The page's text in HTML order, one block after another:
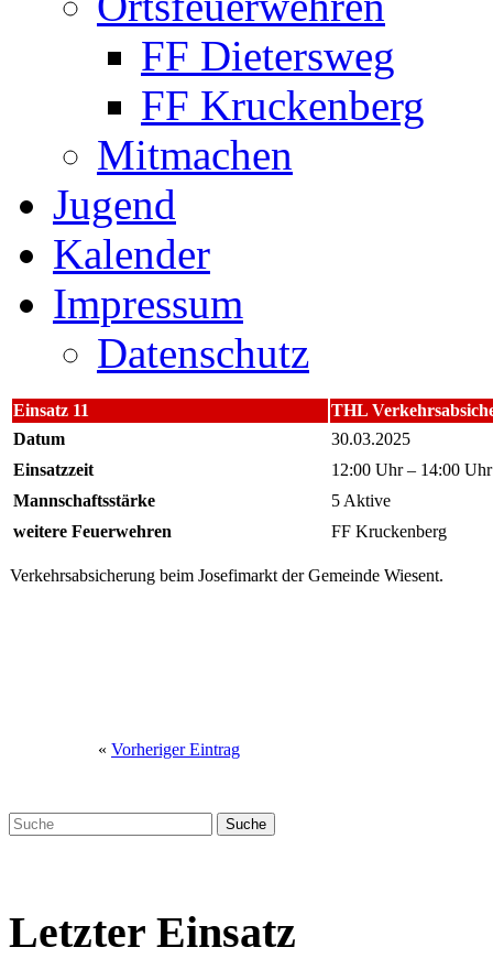
FF Dietersweg
FF Kruckenberg
Mitmachen
Jugend
Kalender
Impressum
Datenschutz
Einsatz 11
THL
Datum
30.03.2025
Einsatzzeit
12:00 Uhr – 14:00 Uhr
Mannschaftsstärke
5 Aktive
weitere Feuerwehren
FF Kruckenberg
Verkehrsabsicherung beim Josefimarkt der Gemeinde Wiesent.
« Vorheriger Eintrag
Letzter Einsatz